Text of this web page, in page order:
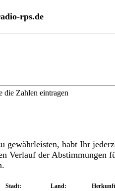
rps.de
gewährleisten, habt Ihr
Verlauf der Abstimmungen
Stadt: Land: